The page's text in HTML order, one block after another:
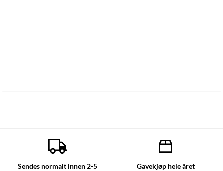
Sendes normalt innen 2-5
Gavekjøp hele året